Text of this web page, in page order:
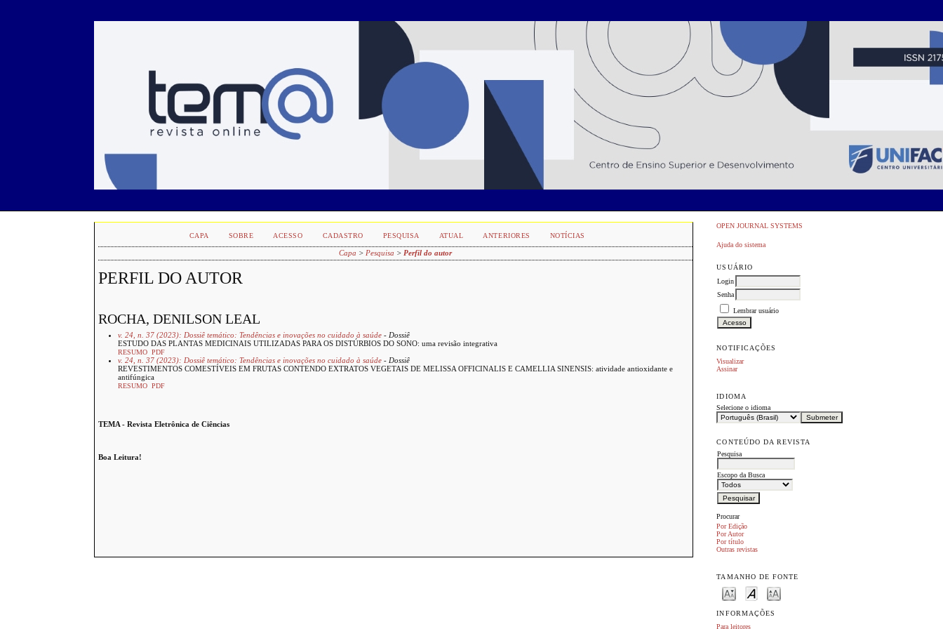
OPEN JOURNAL SYSTEMS
Ajuda do sistema
USUÁRIO
Login
Senha
Lembrar usuário
NOTIFICAÇÕES
Visualizar
Assinar
IDIOMA
Selecione o idioma
CONTEÚDO DA REVISTA
Pesquisa
Escopo da Busca
Procurar
Por Edição
Por Autor
Por título
Outras revistas
TAMANHO DE FONTE
INFORMAÇÕES
Para leitores
CAPA SOBRE ACESSO CADASTRO PESQUISA ATUAL ANTERIORES NOTÍCIAS
Capa > Pesquisa > Perfil do autor
PERFIL DO AUTOR
ROCHA, DENILSON LEAL
v. 24, n. 37 (2023): Dossiê temático: Tendências e inovações no cuidado à saúde - Dossiê
ESTUDO DAS PLANTAS MEDICINAIS UTILIZADAS PARA OS DISTÚRBIOS DO SONO: uma revisão integrativa
RESUMO PDF
v. 24, n. 37 (2023): Dossiê temático: Tendências e inovações no cuidado à saúde - Dossiê
REVESTIMENTOS COMESTÍVEIS EM FRUTAS CONTENDO EXTRATOS VEGETAIS DE MELISSA OFFICINALIS E CAMELLIA SINENSIS: atividade antioxidante e
antifúngica
RESUMO PDF
TEMA - Revista Eletrônica de Ciências
Boa Leitura!